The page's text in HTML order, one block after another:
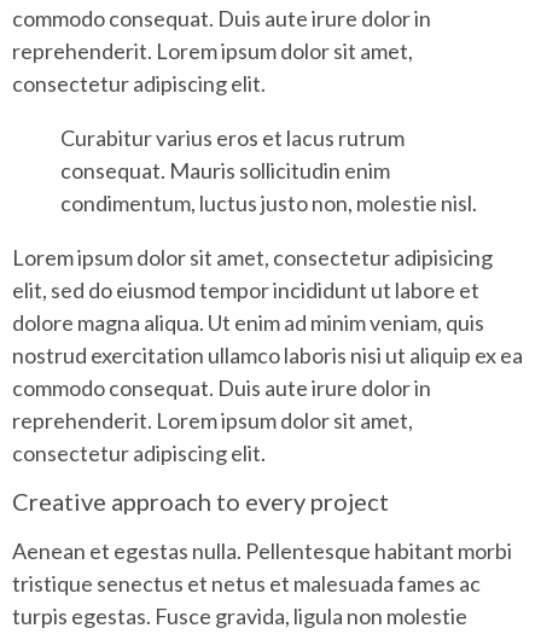
commodo consequat. Duis aute irure dolor in
reprehenderit. Lorem ipsum dolor sit amet,
consectetur adipiscing elit.
Curabitur varius eros et lacus rutrum
consequat. Mauris sollicitudin enim
condimentum, luctus justo non, molestie nisl.
Lorem ipsum dolor sit amet, consectetur adipisicing
elit, sed do eiusmod tempor incididunt ut labore et
dolore magna aliqua. Ut enim ad minim veniam, quis
nostrud exercitation ullamco laboris nisi ut aliquip ex ea
commodo consequat. Duis aute irure dolor in
reprehenderit. Lorem ipsum dolor sit amet,
consectetur adipiscing elit.
Creative approach to every project
Aenean et egestas nulla. Pellentesque habitant morbi
tristique senectus et netus et malesuada fames ac
turpis egestas. Fusce gravida, ligula non molestie